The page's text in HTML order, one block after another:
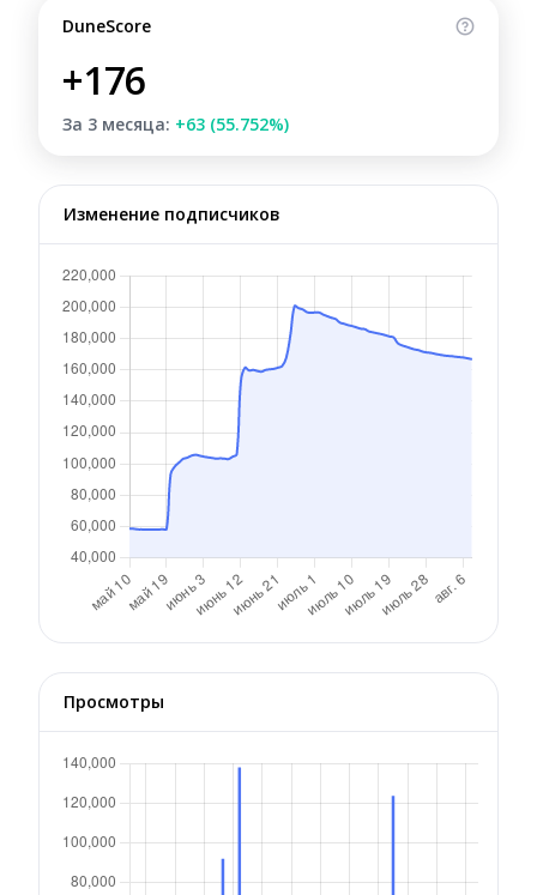
DuneScore
+176
За 3 месяца: +63 (55.752%)
Изменение подписчиков
Просмотры